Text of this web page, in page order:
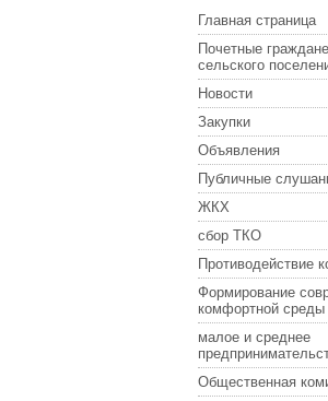
Главная страница
Почетные граждане
сельского
Новости
Закупки
Объявления
Публичные
ЖКХ
сбор ТКО
Противодействие
Формирование
комфортной среды
малое и среднее
Общественная